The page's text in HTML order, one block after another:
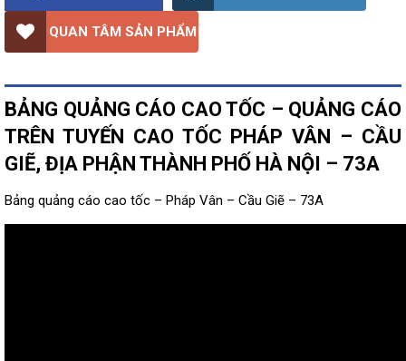
QUAN TÂM SẢN PHẨM
BẢNG QUẢNG CÁO CAO TỐC – QUẢNG CÁO
TRÊN TUYẾN CAO TỐC PHÁP VÂN – CẦU
GIẼ, ĐỊA PHẬN THÀNH PHỐ HÀ NỘI – 73A
Bảng quảng cáo cao tốc – Pháp Vân – Cầu Giẽ – 73A